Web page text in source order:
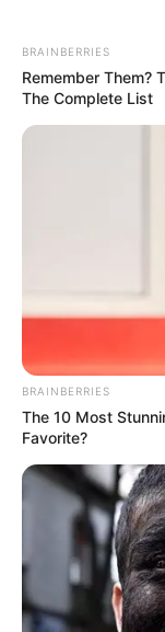
BRAINBERRIES
Remember Them?
The Complete List
BRAINBERRIES
The 10 Most
Favorite?